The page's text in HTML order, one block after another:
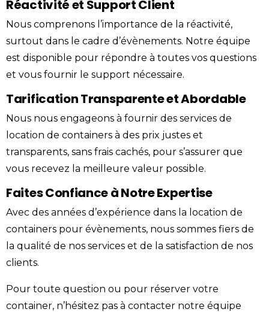
Réactivité et Support Client
Nous comprenons l’importance de la réactivité,
surtout dans le cadre d’évènements. Notre équipe
est disponible pour répondre à toutes vos questions
et vous fournir le support nécessaire.
Tarification Transparente et Abordable
Nous nous engageons à fournir des services de
location de containers à des prix justes et
transparents, sans frais cachés, pour s’assurer que
vous recevez la meilleure valeur possible.
Faites Confiance à Notre Expertise
Avec des années d’expérience dans la location de
containers pour évènements, nous sommes fiers de
la qualité de nos services et de la satisfaction de nos
clients.
Pour toute question ou pour réserver votre
container, n’hésitez pas à contacter notre équipe